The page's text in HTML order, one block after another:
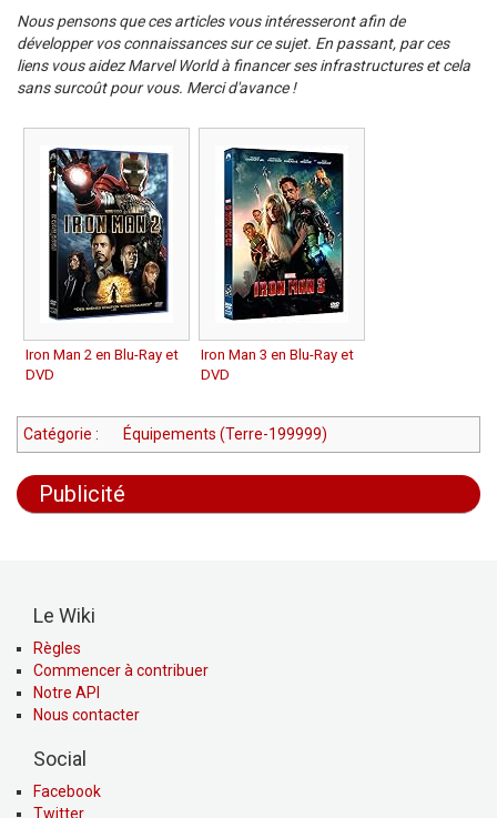
Nous pensons que ces articles vous intéresseront afin de
développer vos connaissances sur ce sujet. En passant, par ces
liens vous aidez Marvel World à financer ses infrastructures et cela
sans surcoût pour vous. Merci d'avance !
Iron Man 2 en Blu-Ray et
DVD
Iron Man 3 en Blu-Ray et
DVD
Catégorie : Équipements (Terre-199999)
Publicité
Le Wiki
Règles
Commencer à contribuer
Notre API
Nous contacter
Social
Facebook
Twitter